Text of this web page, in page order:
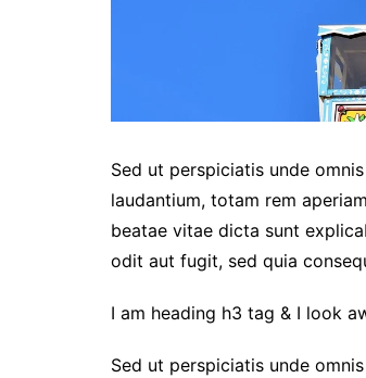
Sed ut perspiciatis unde
laudantium, totam rem
beatae vitae dicta sunt
odit aut fugit, sed quia
I am heading h3 tag & I look
Sed ut perspiciatis unde